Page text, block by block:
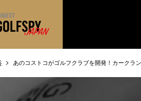
あのコストコがゴルフクラブを開発！カークラ
新製品情報